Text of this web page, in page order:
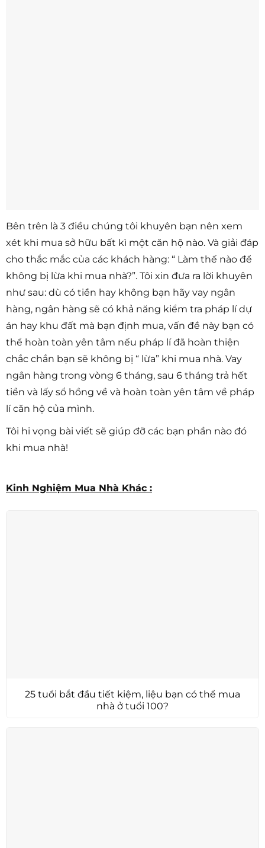
Bên trên là 3 điều chúng tôi khuyên bạn nên xem
xét khi mua sở hữu bất kì một căn hộ nào. Và giải đáp
cho thắc mắc của các khách hàng: “ Làm thế nào để
không bị lừa khi mua nhà?”. Tôi xin đưa ra lời khuyên
như sau: dù có tiền hay không bạn hãy vay ngân
hàng, ngân hàng sẽ có khả năng kiểm tra pháp lí dự
án hay khu đất mà bạn định mua, vấn đề này bạn có
thể hoàn toàn yên tâm nếu pháp lí đã hoàn thiện
chắc chắn bạn sẽ không bị “ lừa” khi mua nhà. Vay
ngân hàng trong vòng 6 tháng, sau 6 tháng trả hết
tiền và lấy sổ hồng về và hoàn toàn yên tâm về pháp
lí căn hộ của mình.
Tôi hi vọng bài viết sẽ giúp đỡ các bạn phần nào đó
khi mua nhà!
Kinh Nghiệm Mua Nhà Khác :
25 tuổi bắt đầu tiết kiệm, liệu bạn có thể mua
nhà ở tuổi 100?